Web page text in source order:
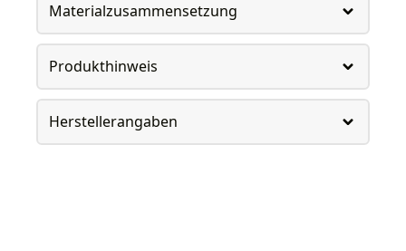
Materialzusammensetzung
Produkthinweis
Herstellerangaben